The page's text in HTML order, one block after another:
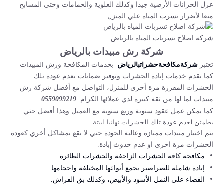
عزل الخزانات الأرضية جيدا وكذلك العلوية والحمامات وحتي المسابح
منعا لأضرار تسرب المياه علي المنزل.
شركة اصلاح تسربات المياه بالرياض
شركة رش مبيدات بالرياض
تعتبر شركةمكافحةحشراتبالرياض بخدمات المكافحة ورش المبيدات
كما تقدم خدمات إبادة الحشرات وتوفير ضمانات بعدم عودة تلك
الحشرات المقززة مرة أخرى للمنزل، التواصل مع أفضل شركة رش
مبيدات لما لها من ثقة كبيرة لدي عملائها الكرام .0559099219
كما يمكن عمل عقود سنوية وربع سنوية مع العميل وهذا أفضل حتي
يطمئن لعدم عودة تلك الحشرات نهائيا لبيتة.
يتم اختيار مبيدات ممتازة وعالية الجودة حتي لا نقع بمشاكل أخري كعودة
الحشرات مرة اخري او عدم حدوث إبادة.
مكافحة كافة الحشرات الزاحفة والحشرات الطائرة.
إبادة شاملة للصراصير بجمع أنواعها المختلفة واحجامها.
القضاء علي النمل الأسود والأبيض، وكذلك بق الفراش.